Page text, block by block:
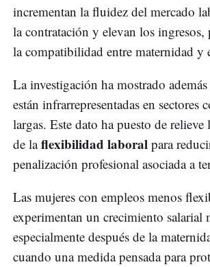
incrementan la fluidez del mercado
la contratación y elevan los
la compatibilidad entre maternidad y
La investigación ha mostrado
están infrarrepresentadas en sectores
largas. Este dato ha puesto de
de laflexibilidad laboral para
penalización profesional asociada a
Las mujeres con empleos menos
experimentan un crecimiento salarial
especialmente después de la
cuando una medida pensada para